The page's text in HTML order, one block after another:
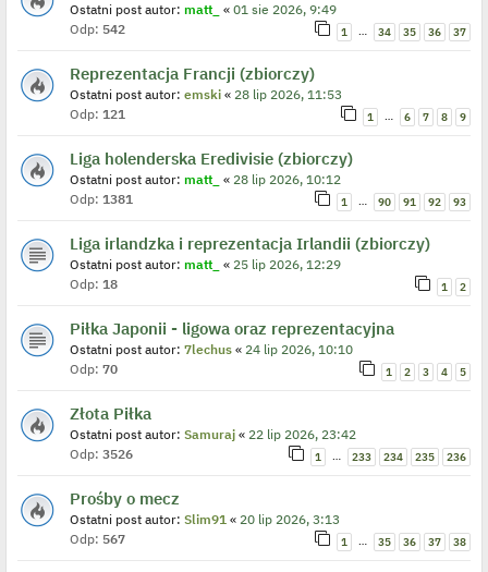
Ostatni post autor: matt_ « 01 sie 2026, 9:49
Odp: 542 1 … 34 35 36 37
Reprezentacja Francji (zbiorczy)
Ostatni post autor: emski « 28 lip 2026, 11:53
Odp: 121 1 … 6 7 8 9
Liga holenderska Eredivisie (zbiorczy)
Ostatni post autor: matt_ « 28 lip 2026, 10:12
Odp: 1381 1 … 90 91 92 93
Liga irlandzka i reprezentacja Irlandii (zbiorczy)
Ostatni post autor: matt_ « 25 lip 2026, 12:29
Odp: 18 1 2
Piłka Japonii - ligowa oraz reprezentacyjna
Ostatni post autor: 7lechus « 24 lip 2026, 10:10
Odp: 70 1 2 3 4 5
Złota Piłka
Ostatni post autor: Samuraj « 22 lip 2026, 23:42
Odp: 3526 1 … 233 234 235 236
Prośby o mecz
Ostatni post autor: Slim91 « 20 lip 2026, 3:13
Odp: 567 1 … 35 36 37 38